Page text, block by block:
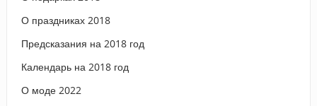
О праздниках 2018
Предсказания на 2018 год
Календарь на 2018 год
О моде 2022